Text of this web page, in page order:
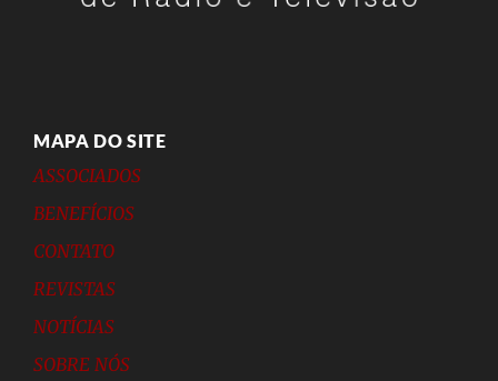
MAPA DO SITE
ASSOCIADOS
BENEFÍCIOS
CONTATO
REVISTAS
NOTÍCIAS
SOBRE NÓS